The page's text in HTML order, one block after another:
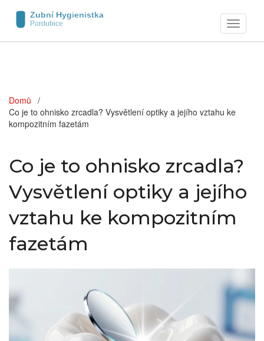
Zobrazit
navigaci
Domů
Co je to ohnisko zrcadla? Vysvětlení optiky a jejího vztahu ke
kompozitním fazetám
Co je to ohnisko zrcadla?
Vysvětlení optiky a jejího
vztahu ke kompozitním
fazetám